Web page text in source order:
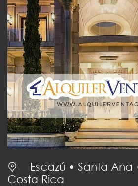
Escazú • Santa Ana
Costa Rica